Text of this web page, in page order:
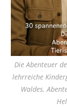
Die Abenteuer
lehrreiche
Waldes.